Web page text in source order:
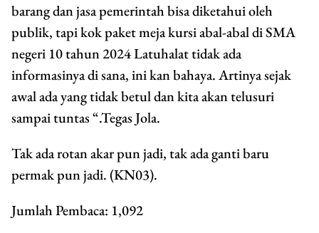
barang dan jasa pemerintah bisa diketahui oleh
publik, tapi kok paket meja kursi abal-abal di SMA
negeri 10 tahun 2024 Latuhalat tidak ada
informasinya di sana, ini kan bahaya. Artinya sejak
awal ada yang tidak betul dan kita akan telusuri
sampai tuntas “.Tegas Jola.
Tak ada rotan akar pun jadi, tak ada ganti baru
permak pun jadi. (KN03).
Jumlah Pembaca: 1,092